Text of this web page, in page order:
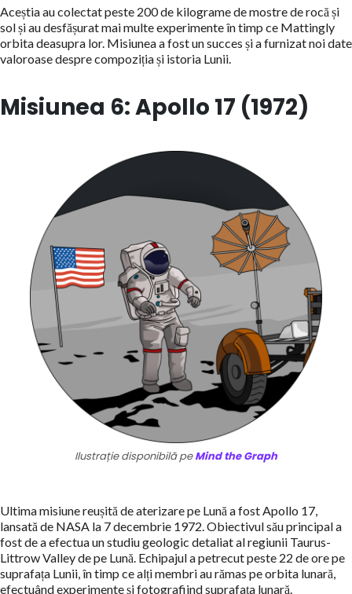
Aceștia au colectat peste 200 de kilograme de mostre de rocă și
sol și au desfășurat mai multe experimente în timp ce Mattingly
orbita deasupra lor. Misiunea a fost un succes și a furnizat noi date
valoroase despre compoziția și istoria Lunii.
Misiunea 6: Apollo 17 (1972)
Ilustrație disponibilă peMind the Graph
Ultima misiune reușită de aterizare pe Lună a fost Apollo 17,
lansată de NASA la 7 decembrie 1972. Obiectivul său principal a
fost de a efectua un studiu geologic detaliat al regiunii Taurus-
Littrow Valley de pe Lună. Echipajul a petrecut peste 22 de ore pe
suprafața Lunii, în timp ce alți membri au rămas pe orbita lunară,
efectuând experimente și fotografiind suprafața lunară.